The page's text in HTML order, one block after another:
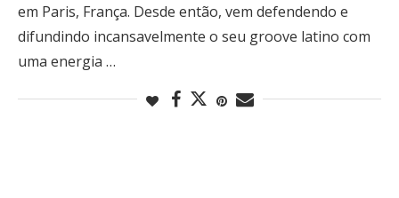
em Paris, França. Desde então, vem defendendo e
difundindo incansavelmente o seu groove latino com
uma energia …